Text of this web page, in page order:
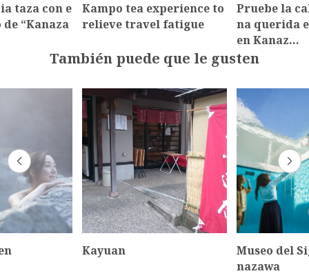
taza con e
“Kanaza
Kampo tea experience to
relieve travel fatigue
Pruebe la
na querida
en Kanaz…
También puede que le gusten
Kayuan
Museo del
nazawa